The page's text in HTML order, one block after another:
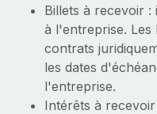
Mobilité et
Organisez
employés
Avantages sociaux
Gérez facilement les
Mises à jour des
Intégrations
freelances Plus
Remote a toujours pour
toute taille à embaucher,
Billets à recevoir :
à l'entreprise. Les
contrats
les dates
l'entreprise.
Intérêts à